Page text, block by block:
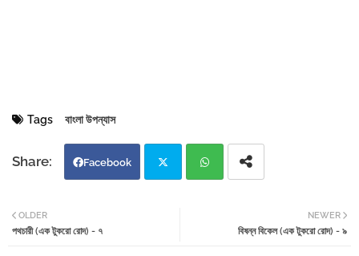
Tags বাংলা উপন্যাস
Facebook
NEWER
বিষন্ন বিকেল (এক টুকরো রোদ) - ৯
OLDER
পথচারী (এক টুকরো রোদ) - ৭